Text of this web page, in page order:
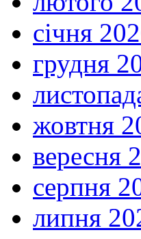
січня
грудня
жовтня
вересня
серпня
липня